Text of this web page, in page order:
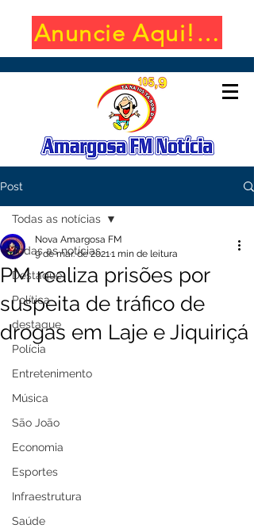
Anuncie Aqui!
Post
Todas as notícias
Destaque
Política
destaque
Polícia
Entretenimento
Música
São João
Economia
Esportes
Infraestrutura
Saúde
Todas as notícias
PM realiza prisões por
suspeita de tráfico de
drogas em Laje e Jiquiriçá
Nova Amargosa FM
9 de mar. de 20211 min de leitura